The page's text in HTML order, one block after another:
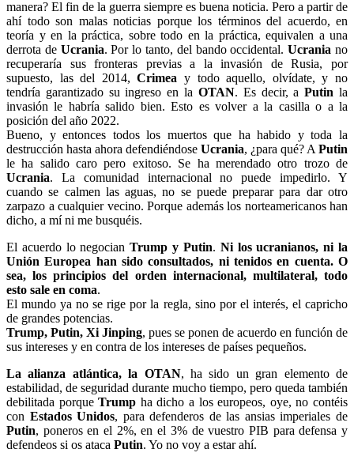
manera? El fin de la guerra siempre es buena noticia. Pero a partir de
ahí todo son malas noticias porque los términos del acuerdo, en
teoría y en la práctica, sobre todo en la práctica, equivalen a una
derrota de Ucrania. Por lo tanto, del bando occidental.Ucrania no
recuperaría sus fronteras previas a la invasión de Rusia, por
supuesto, las del 2014,Crimea y todo aquello, olvídate, y no
tendría garantizado su ingreso en la OTAN. Es decir, aPutin la
invasión le habría salido bien. Esto es volver a la casilla o a la
posición del año 2022.
Bueno, y entonces todos los muertos que ha habido y toda la
destrucción hasta ahora defendiéndose Ucrania, ¿para qué? A Putin
le ha salido caro pero exitoso. Se ha merendado otro trozo de
Ucrania. La comunidad internacional no puede impedirlo. Y
cuando se calmen las aguas, no se puede preparar para dar otro
zarpazo a cualquier vecino. Porque además los norteamericanos han
dicho, a mí ni me busquéis.
El acuerdo lo negocianTrump y Putin. Ni los ucranianos, ni la
Unión Europea han sido consultados, ni tenidos en cuenta. O
sea, los principios del orden internacional, multilateral, todo
esto sale en coma.
El mundo ya no se rige por la regla, sino por el interés, el capricho
de grandes potencias.
Trump, Putin, Xi Jinping, pues se ponen de acuerdo en función de
sus intereses y en contra de los intereses de países pequeños.
La alianza atlántica, la OTAN, ha sido un gran elemento de
estabilidad, de seguridad durante mucho tiempo, pero queda también
debilitada porqueTrump ha dicho a los europeos, oye, no contéis
con Estados Unidos, para defenderos de las ansias imperiales de
Putin, poneros en el 2%, en el 3% de vuestro PIB para defensa y
defendeos si os ataca Putin. Yo no voy a estar ahí.